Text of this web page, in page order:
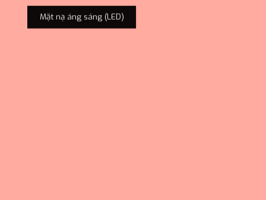
Mặt nạ áng sáng (LED)